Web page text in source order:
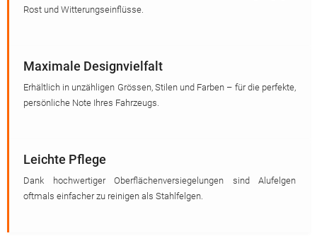
Rost und Witterungseinflüsse.
Maximale Designvielfalt
Erhältlich in unzähligen Grössen, Stilen und Farben – für die perfekte,
persönliche Note Ihres Fahrzeugs.
Leichte Pflege
Dank hochwertiger Oberflächenversiegelungen sind Alufelgen
oftmals einfacher zu reinigen als Stahlfelgen.